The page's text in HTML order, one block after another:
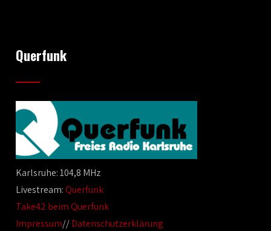
Querfunk
Karlsruhe: 104,8 MHz
Livestream:Querfunk
Take42 beim Querfunk
Impressum//Datenschutzerklärung